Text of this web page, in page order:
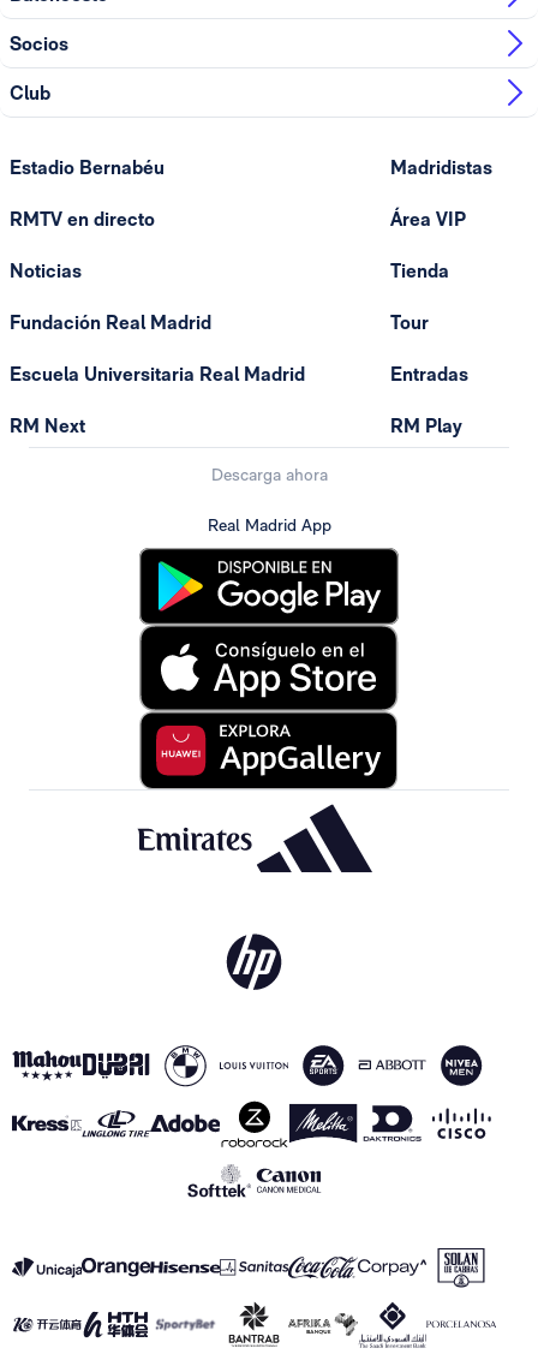
Socios
Club
Estadio Bernabéu
RMTV en directo
Noticias
Fundación Real Madrid
Escuela Universitaria Real Madrid
RM Next
Madridistas
Área VIP
Tienda
Tour
Entradas
RM Play
Descarga ahora
Real Madrid App